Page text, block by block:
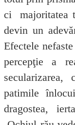
ci majoritatea
devin un
Efectele
percepţie a
secularizarea,
patimile
dragostea,